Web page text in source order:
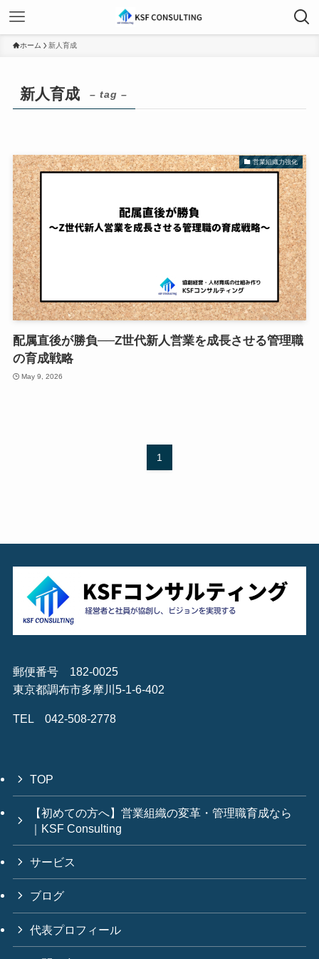
ホーム 新人育成
新人育成 – tag –
営業組織力強化
配属直後が勝負──Z世代新人営業を成長させる管理職
の育成戦略
May 9, 2026
1
郵便番号 182-0025
東京都調布市多摩川5-1-6-402
TEL 042-508-2778
TOP
【初めての方へ】営業組織の変革・管理職育成なら
｜KSF Consulting
サービス
ブログ
代表プロフィール